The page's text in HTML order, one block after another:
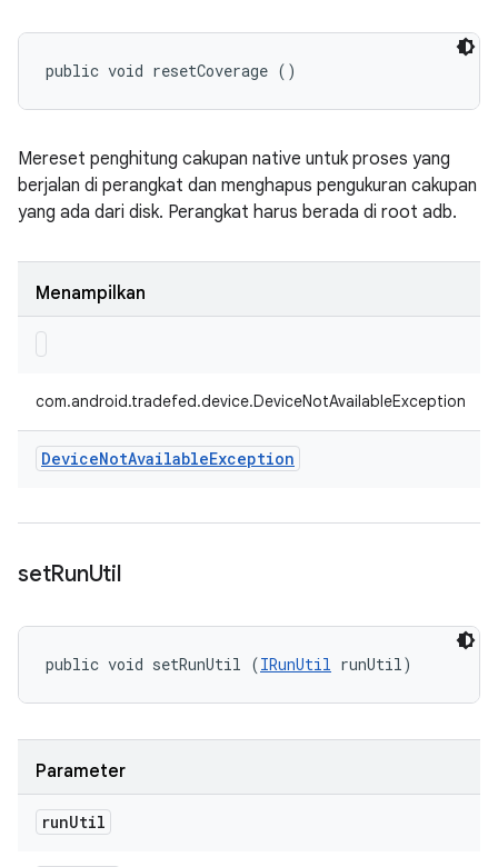
public void resetCoverage ()
Mereset penghitung cakupan native untuk proses yang
berjalan di perangkat dan menghapus pengukuran cakupan
yang ada dari disk. Perangkat harus berada di root adb.
Menampilkan
com.android.tradefed.device.DeviceNotAvailableException
DeviceNotAvailableException
setRunUtil
public void setRunUtil (IRunUtil runUtil)
Parameter
runUtil